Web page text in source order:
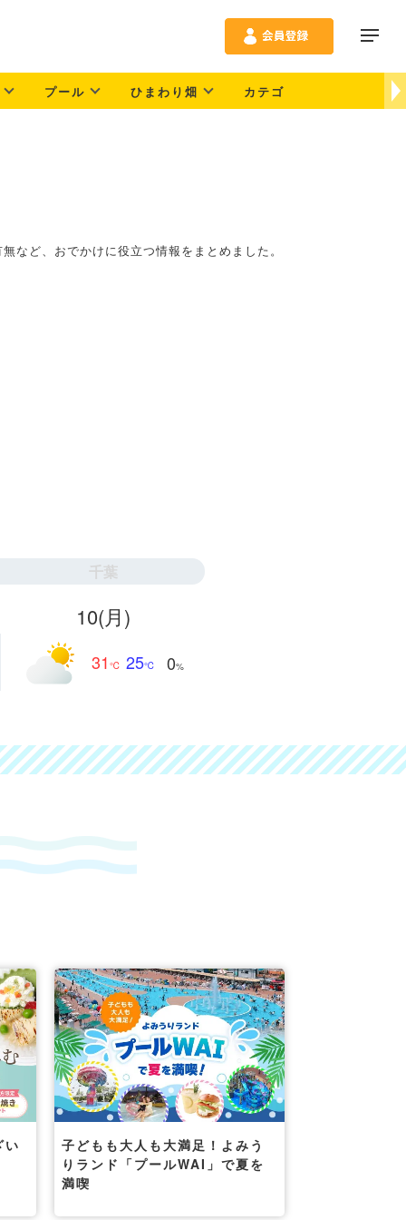
プール ひまわり畑 カテゴリ別 エリア
など、おでかけに役立つ情報をまとめました。
千葉
10(月)
31 25 0
い
子どもも大人も大満足！よみう
りランド「プールWAI」で夏を
満喫